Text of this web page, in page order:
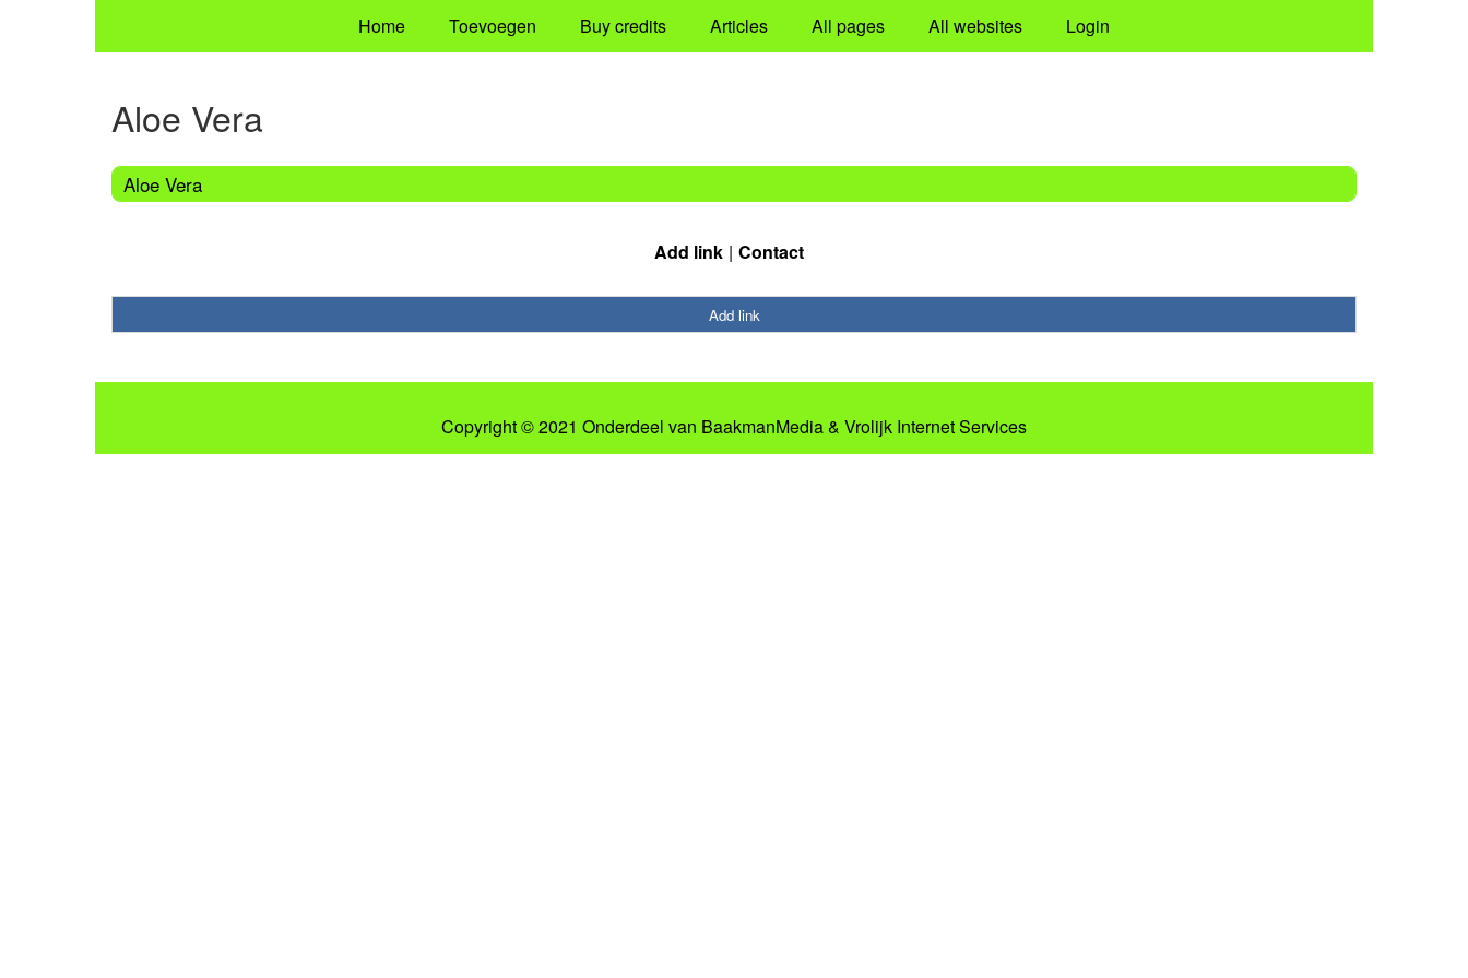
Home Toevoegen Buy credits Articles All pages All websites Login
Aloe Vera
Aloe Vera
Add link Contact
Add link
Copyright © 2021 Onderdeel van BaakmanMedia& Vrolijk Internet Services